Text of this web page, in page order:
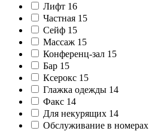
Лифт 16
Частная 15
Сейф 15
Массаж 15
Конференц-зал 15
Бар 15
Ксерокс 15
Глажка одежды 14
Факс 14
Для некурящих 14
Обслуживание в номерах